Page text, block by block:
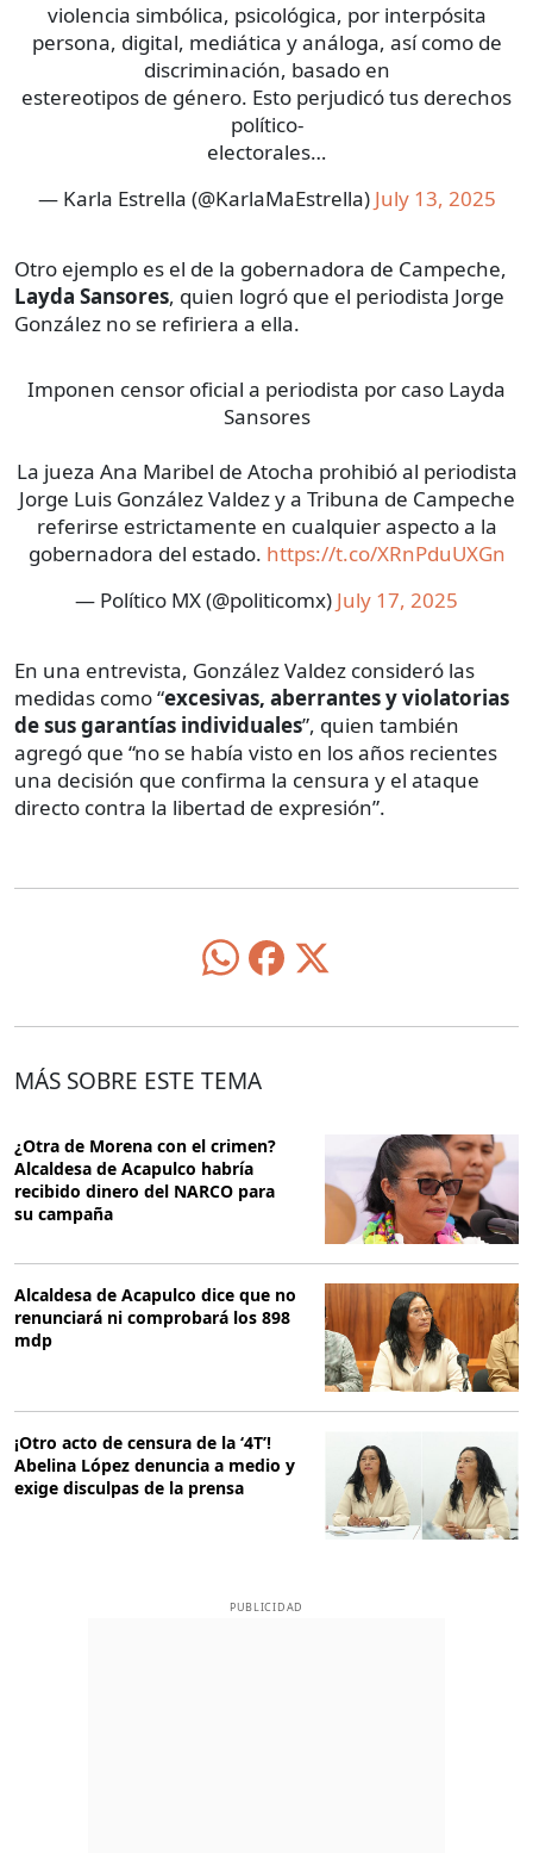
violencia simbólica, psicológica, por interpósita
persona, digital, mediática y análoga, así como de
discriminación, basado en
estereotipos de género. Esto perjudicó tus derechos
político-
electorales…
— Karla Estrella (@KarlaMaEstrella) July 13, 2025
Otro ejemplo es el de la gobernadora de Campeche,
Layda Sansores, quien logró que el periodista Jorge
González no se refiriera a ella.
Imponen censor oficial a periodista por caso Layda
Sansores
La jueza Ana Maribel de Atocha prohibió al periodista
Jorge Luis González Valdez y a Tribuna de Campeche
referirse estrictamente en cualquier aspecto a la
gobernadora del estado. https://t.co/XRnPduUXGn
— Político MX (@politicomx) July 17, 2025
En una entrevista, González Valdez consideró las
medidas como “excesivas, aberrantes y violatorias
de sus garantías individuales”, quien también
agregó que “no se había visto en los años recientes
una decisión que confirma la censura y el ataque
directo contra la libertad de expresión”.
MÁS SOBRE ESTE TEMA
¿Otra de Morena con el crimen?
Alcaldesa de Acapulco habría
recibido dinero del NARCO para
su campaña
Alcaldesa de Acapulco dice que no
renunciará ni comprobará los 898
mdp
¡Otro acto de censura de la ‘4T’!
Abelina López denuncia a medio y
exige disculpas de la prensa
PUBLICIDAD